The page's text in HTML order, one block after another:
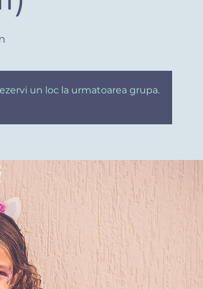
un loc la urmatoarea grupa.